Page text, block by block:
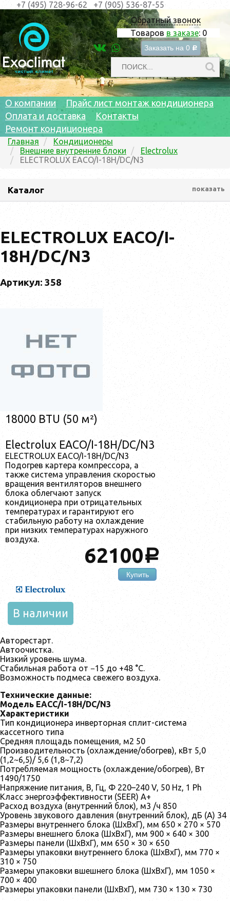
Обратный звонок
Товаров в заказе: 0
Заказать на 0 c
+7 (495) 728-96-62 +7 (905) 536-87-55
О компании
Прайс лист монтаж кондиционера
Оплата и доставка
Контакты
Ремонт кондиционера
Главная
Кондиционеры
Внешние внутренние блоки
Electrolux
ELECTROLUX EACO/I-18H/DC/N3
Каталог показать
ELECTROLUX EACO/I-
18H/DC/N3
Артикул: 358
18000 BTU (50 м²)
Electrolux EACO/I-18H/DC/N3
ELECTROLUX EACO/I-18H/DC/N3
Подогрев картера компрессора, а
также система управления скоростью
вращения вентиляторов внешнего
блока облегчают запуск
кондиционера при отрицательных
температурах и гарантируют его
стабильную работу на охлаждение
при низких температурах наружного
воздуха.
62100a
Купить
В наличии
Авторестарт.
Автоочистка.
Низкий уровень шума.
Стабильная работа от −15 до +48 °C.
Возможность подмеса свежего воздуха.
Технические данные:
Модель EACС/I-18H/DC/N3
Характеристики
Тип кондиционера инверторная сплит-система
кассетного типа
Средняя площадь помещения, м2 50
Производительность (охлаждение/обогрев), кВт 5,0
(1,2~6,5)/ 5,6 (1,8~7,2)
Потребляемая мощность (охлаждение/обогрев), Вт
1490/1750
Напряжение питания, В, Гц, Ф 220–240 V, 50 Hz, 1 Ph
Класс энергоэффективности (SEER) A+
Расход воздуха (внутренний блок), м3 /ч 850
Уровень звукового давления (внутренний блок), дБ (А) 34
Размеры внутреннего блока (ШхВхГ), мм 650 × 270 × 570
Размеры внешнего блока (ШхВхГ), мм 900 × 640 × 300
Размеры панели (ШхВхГ), мм 650 × 30 × 650
Размеры упаковки внутреннего блока (ШхВхГ), мм 770 ×
310 × 750
Размеры упаковки вшешнего блока (ШхВхГ), мм 1050 ×
700 × 400
Размеры упаковки панели (ШхВхГ), мм 730 × 130 × 730